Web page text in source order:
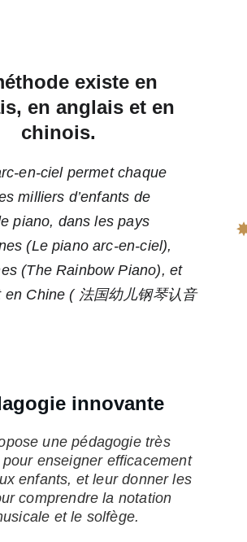
existe en
en anglais et en
chinois.
en-ciel permet chaque
milliers d’enfants de
piano, dans les pays
(Le piano arc-en-ciel),
(The Rainbow Piano), et
en Chine ( 法国幼儿钢琴认音
innovante
une pédagogie très
enseigner efficacement
enfants, et leur donner les
comprendre la notation
et le solfège.
✦